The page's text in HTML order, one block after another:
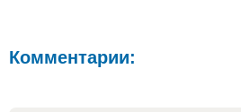
Комментарии: